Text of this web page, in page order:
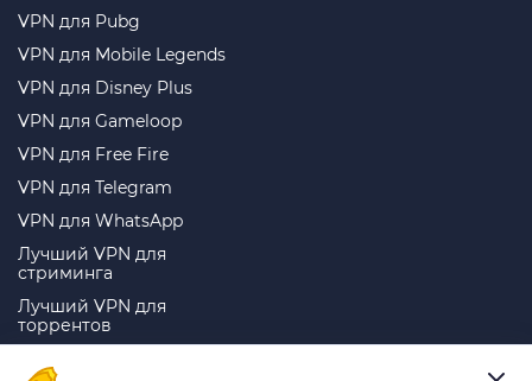
VPN для Pubg
VPN для Mobile Legends
VPN для Disney Plus
VPN для Gameloop
VPN для Free Fire
VPN для Telegram
VPN для WhatsApp
Лучший VPN для
стриминга
Лучший VPN для
торрентов